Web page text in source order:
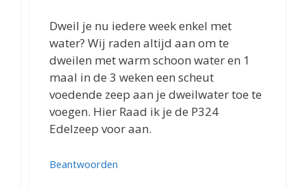
Dweil je nu iedere week enkel met
water? Wij raden altijd aan om te
dweilen met warm schoon water en 1
maal in de 3 weken een scheut
voedende zeep aan je dweilwater toe te
voegen. Hier Raad ik je de P324
Edelzeep voor aan.
Beantwoorden